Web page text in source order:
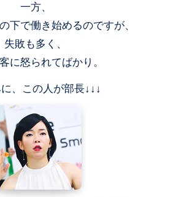
一方、
下で働き始めるのですが、
失敗も多く、
に怒られてばかり。
、この人が部長↓↓↓